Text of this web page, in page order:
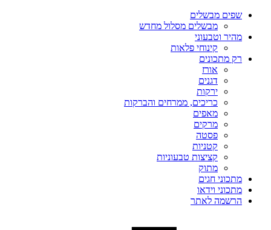
שפים מבשלים
מבשלים מסלול מחדש
מהיר וטבעוני
קינוחי פלאות
רק מתכונים
אורז
דגנים
ירקות
כריכים, ממרחים והברקות
מאפים
מרקים
פסטה
קטניות
קציצות טבעוניות
מתוק
מתכוני חגים
מתכוני וידאו
הרשמה לאתר